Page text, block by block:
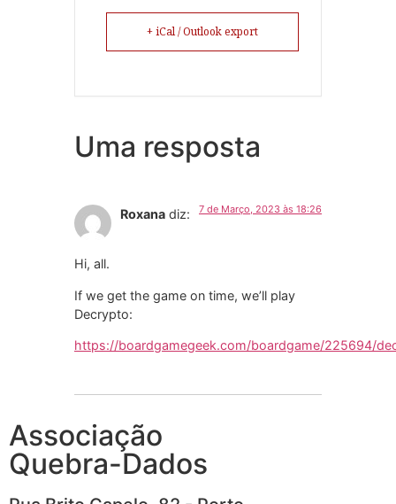
+ iCal / Outlook export
Uma resposta
Roxana diz: 7 de Março, 2023 às 18:26
Hi, all.
If we get the game on time, we’ll play
Decrypto:
https://boardgamegeek.com/boardgame/225694/
Associação
Quebra-Dados